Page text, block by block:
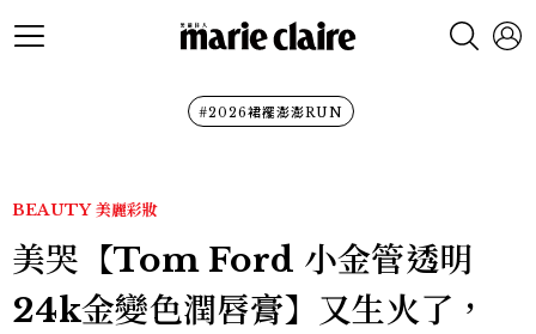
#2026裙襬澎澎RUN
BEAUTY 美麗彩妝
美哭【Tom Ford 小金管透明
24k金變色潤唇膏】又生火了，